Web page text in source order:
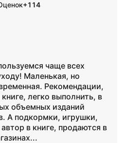
+114
чаще всех
Маленькая, но
Рекомендации,
легко выполнить, в
объемных изданий
А подкормки, игрушки,
в книге, продаются в